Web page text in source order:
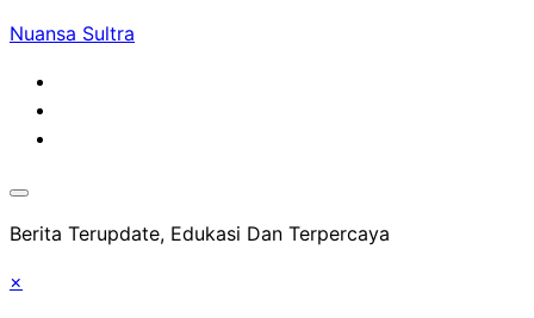
Skip
content
Nuansa Sultra
Berita Terupdate, Edukasi Dan Terpercaya
×